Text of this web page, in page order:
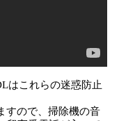
はこれらの迷惑防止
すので、掃除機の音